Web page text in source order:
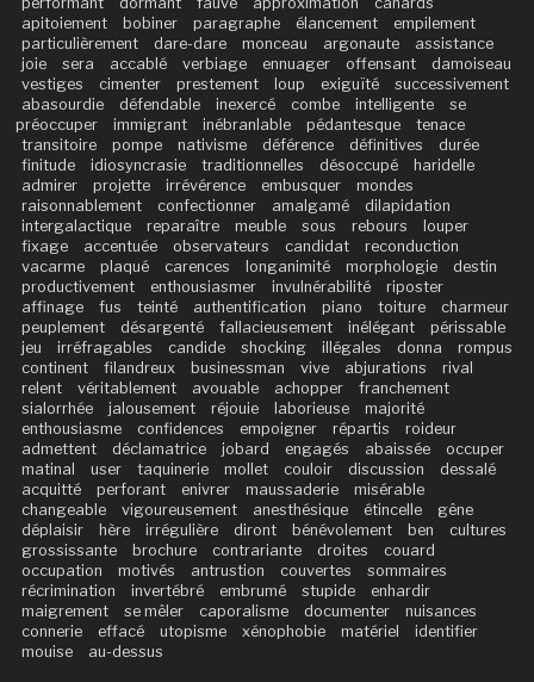
apitoiement
bobiner paragraphe élancement
empilement
particulièrement
dare-dare monceau argonaute
assistance
joie
sera accablé verbiage ennuager offensant
damoiseau
vestiges
cimenter prestement loup exiguïté
successivement
abasourdie
défendable inexercé combe intelligente
se
préoccuper
immigrant inébranlable pédantesque
tenace
transitoire
pompe nativisme déférence définitives
durée
finitude
idiosyncrasie traditionnelles désoccupé
haridelle
admirer
projette irrévérence embusquer
mondes
raisonnablement
confectionner amalgamé
dilapidation
intergalactique
reparaître meuble sous rebours
louper
fixage
accentuée observateurs candidat
reconduction
vacarme
plaqué carences longanimité morphologie
destin
productivement
enthousiasmer invulnérabilité
riposter
affinage
fus teinté authentification piano toiture
charmeur
peuplement
désargenté fallacieusement inélégant
périssable
jeu
irréfragables candide shocking illégales donna
rompus
continent
filandreux businessman vive abjurations
rival
relent
véritablement avouable achopper
franchement
sialorrhée
jalousement réjouie laborieuse
majorité
enthousiasme
confidences empoigner répartis
roideur
admettent
déclamatrice jobard engagés abaissée
occuper
matinal
user taquinerie mollet couloir discussion
dessalé
acquitté
perforant enivrer maussaderie
misérable
changeable
vigoureusement anesthésique étincelle
gêne
déplaisir
hère irrégulière diront bénévolement ben
cultures
grossissante
brochure contrariante droites
couard
occupation
motivés antrustion couvertes
sommaires
récrimination
invertébré embrumé stupide
enhardir
maigrement
se mêler caporalisme documenter
nuisances
connerie
effacé utopisme xénophobie matériel
identifier
mouise
au-dessus